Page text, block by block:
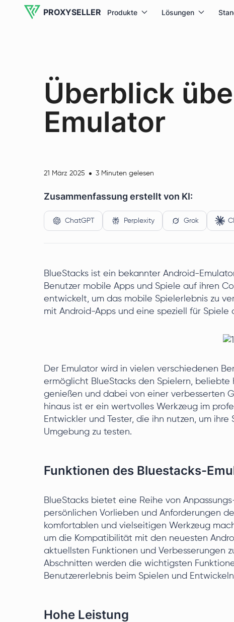
PROXYSELLER Produkte Lösungen
Überblick
Emulator
21 März 2025 3 Minuten gelesen
Zusammenfassung erstellt von KI:
ChatGPT Perplexity Grok
BlueStacks ist ein bekannter Android-
Benutzer mobile Apps und Spiele auf ihren
entwickelt, um das mobile Spielerlebnis zu
mit Android-Apps und eine speziell für Spiele
Der Emulator wird in vielen verschiedenen
ermöglicht BlueStacks den Spielern, beliebte
genießen und dabei von einer verbesserten
hinaus ist er ein wertvolles Werkzeug im
Entwickler und Tester, die ihn nutzen, um
Umgebung zu testen.
Funktionen des Bluestacks-
BlueStacks bietet eine Reihe von
persönlichen Vorlieben und Anforderungen
komfortablen und vielseitigen Werkzeug
um die Kompatibilität mit den neuesten
aktuellsten Funktionen und Verbesserungen
Abschnitten werden die wichtigsten
Benutzererlebnis beim Spielen und
Hohe Leistung